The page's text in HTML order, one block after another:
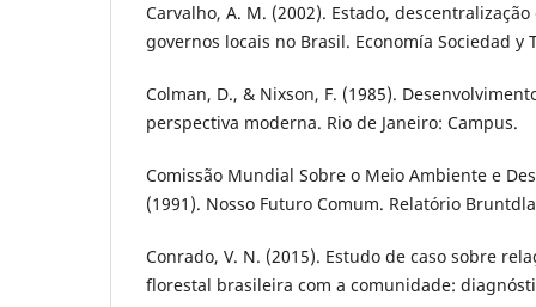
Carvalho, A. M. (2002). Estado,
governos locais no Brasil. Economía Sociedad y
Colman, D., & Nixson, F. (1985).
perspectiva moderna. Rio de Janeiro: Campus.
Comissão Mundial Sobre o Meio Ambiente e
(1991). Nosso Futuro Comum. Relatório
Conrado, V. N. (2015). Estudo de caso sobre
florestal brasileira com a comunidade: